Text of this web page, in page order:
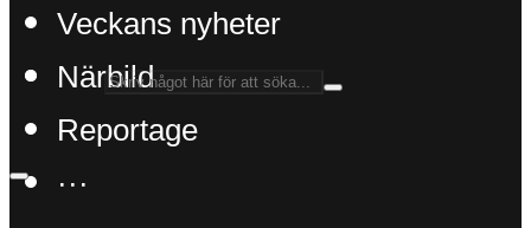
Veckans nyheter
Närbild
Reportage
···